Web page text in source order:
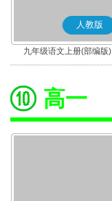
人教版
九年级语文上册(部编版)
高一